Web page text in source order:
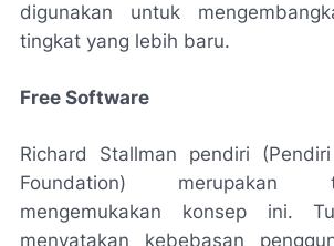
digunakan untuk
tingkat yang lebih baru.
Free Software
Richard Stallman pendiri
Foundation) merupakan
mengemukakan konsep ini.
menyatakan kebebasan